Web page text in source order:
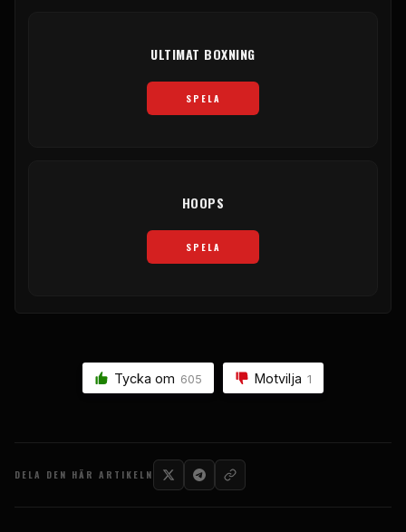
ULTIMAT BOXNING
SPELA
HOOPS
SPELA
Tycka om 605 Motvilja 1
DELA DEN HÄR ARTIKELN